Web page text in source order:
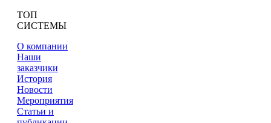
ТОП
СИСТЕМЫ
О компании
Наши
заказчики
История
Новости
Мероприятия
Статьи и